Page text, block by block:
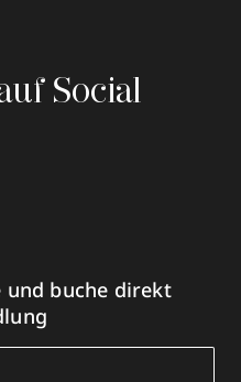
Social
und buche direkt